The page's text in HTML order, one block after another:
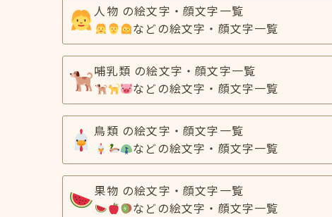
人物 の絵文字・顔文字一覧
などの絵文字・顔文字一覧
哺乳類 の絵文字・顔文字一覧
などの絵文字・顔文字一覧
鳥類 の絵文字・顔文字一覧
などの絵文字・顔文字一覧
果物 の絵文字・顔文字一覧
などの絵文字・顔文字一覧